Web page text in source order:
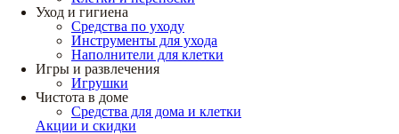
Уход и гигиена
Средства по уходу
Инструменты для ухода
Наполнители для клетки
Игры и развлечения
Игрушки
Чистота в доме
Средства для дома и клетки
Акции и скидки